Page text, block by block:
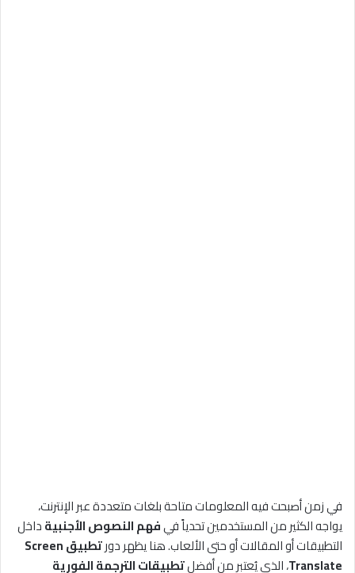
في زمن أصبحت فيه المعلومات متاحة بلغات متعددة عبر الإنترنت،
يواجه الكثير من المستخدمين تحدياً فيفهم النصوص الأجنبيةداخل
التطبيقات أو المقالات أو حتى الألعاب. هنا يظهر دور
تطبيق Screen
Translate، الذي يُعتبر من أفضلتطبيقات الترجمة الفورية